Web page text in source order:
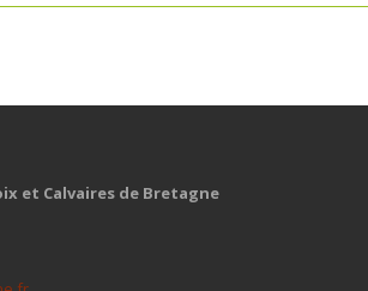
et Calvaires de Bretagne